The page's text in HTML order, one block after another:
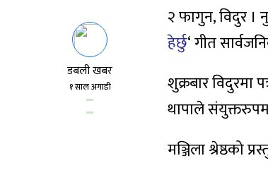
डबली खबर
१ साल अगाडी
२ फागुन, विदुर ।
हेर्छु‘ गीत
शुक्रबार विदुरमा
थापाले
मञ्जिला श्रेष्ठको